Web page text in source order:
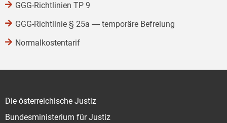
GGG-Richtlinien TP 9
GGG-Richtlinie § 25a ― temporäre Befreiung
Normalkostentarif
Die österreichische Justiz
Bundesministerium für Justiz